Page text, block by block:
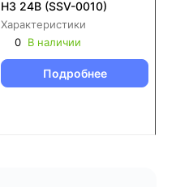
НЗ 24В (SSV-0010)
Характеристики
0 В наличии
Подробнее